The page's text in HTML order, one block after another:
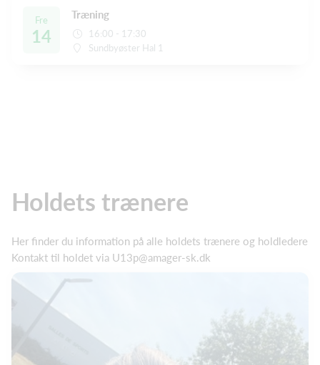
Fre
14
Træning
16:00 - 17:30
Sundbyøster Hal 1
Holdets trænere
Her finder du information på alle holdets trænere og holdledere
Kontakt til holdet via U13p@amager-sk.dk